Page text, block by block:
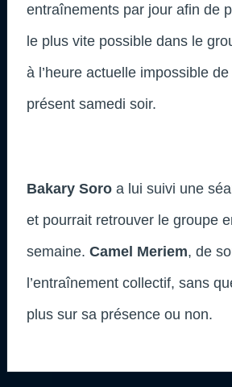
entraînements par jour afin de
le plus vite possible dans le
à l’heure actuelle impossible de
présent samedi soir.
Bakary Soro a lui suivi une
et pourrait retrouver le groupe
semaine. Camel Meriem, de
l’entraînement collectif, sans
plus sur sa présence ou non.